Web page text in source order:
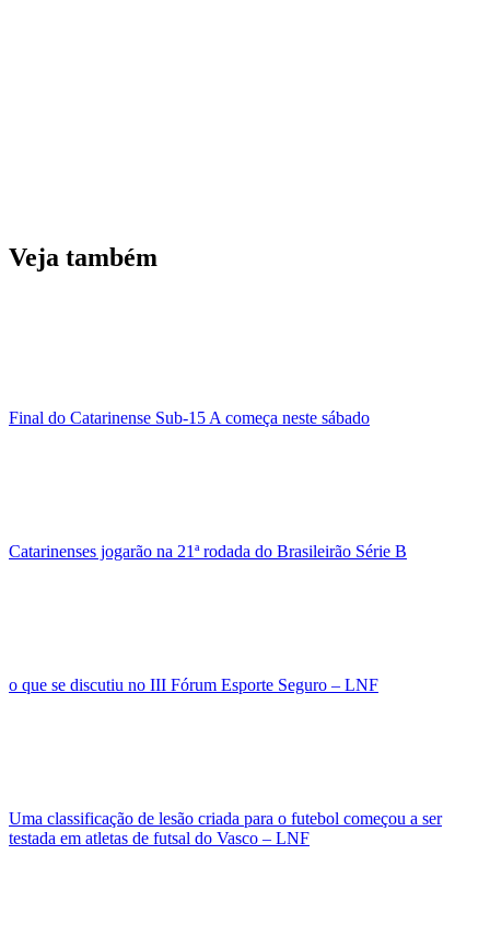
Veja também
Final do Catarinense Sub-15 A começa neste sábado
Catarinenses jogarão na 21ª rodada do Brasileirão Série B
o que se discutiu no III Fórum Esporte Seguro – LNF
Uma classificação de lesão criada para o futebol começou a ser
testada em atletas de futsal do Vasco – LNF